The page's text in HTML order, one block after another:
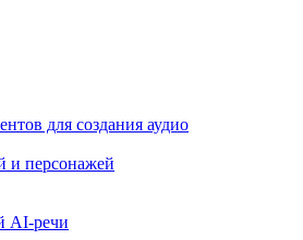
для создания аудио
и персонажей
AI-речи